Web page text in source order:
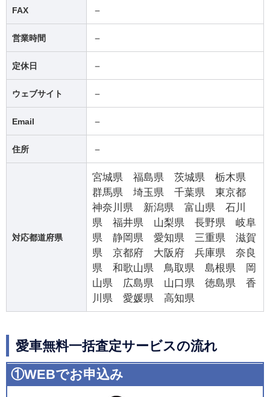
FAX －
営業時間 －
定休日 －
ウェブサイト －
Email －
住所 －
対応都道府県
宮城県 福島県 茨城県 栃木県
群馬県 埼玉県 千葉県 東京都
神奈川県 新潟県 富山県 石川
県 福井県 山梨県 長野県 岐阜
県 静岡県 愛知県 三重県 滋賀
県 京都府 大阪府 兵庫県 奈良
県 和歌山県 鳥取県 島根県 岡
山県 広島県 山口県 徳島県 香
川県 愛媛県 高知県
愛車無料一括査定サービスの流れ
①WEBでお申込み